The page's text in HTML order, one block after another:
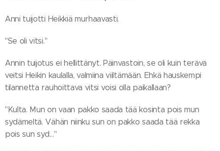
Anni tuijotti Heikkiä murhaavasti.
"Se oli vitsi."
Annin tuijotus ei hellittänyt. Päinvastoin, se oli kuin terävä
veitsi Heikin kaulalla, valmiina viiltämään. Ehkä hauskempi
tilannetta rauhoittava vitsi voisi olla paikallaan?
"Kulta. Mun on vaan pakko saada tää kosinta pois mun
sydämeltä. Vähän niinku sun on pakko saada tää rekka
pois sun syd…"